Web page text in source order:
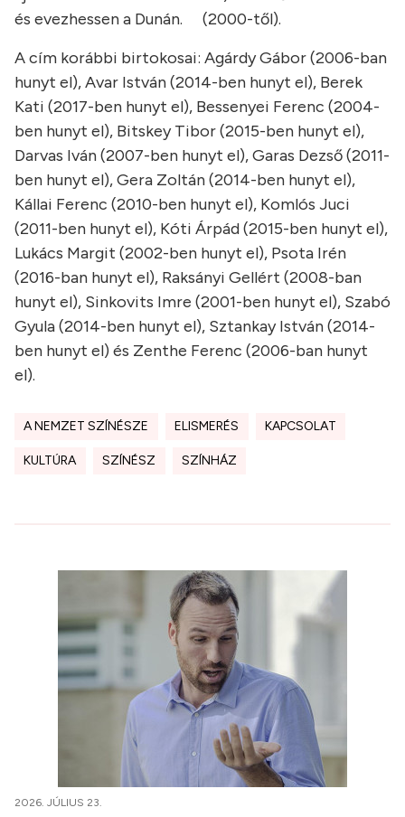
és evezhessen a Dunán.
(2000-től).
A cím korábbi birtokosai: Agárdy Gábor (2006-ban
hunyt el), Avar István (2014-ben hunyt el), Berek
Kati (2017-ben hunyt el), Bessenyei Ferenc (2004-
ben hunyt el), Bitskey Tibor (2015-ben hunyt el),
Darvas Iván (2007-ben hunyt el), Garas Dezső (2011-
ben hunyt el), Gera Zoltán (2014-ben hunyt el),
Kállai Ferenc (2010-ben hunyt el), Komlós Juci
(2011-ben hunyt el), Kóti Árpád (2015-ben hunyt el),
Lukács Margit (2002-ben hunyt el), Psota Irén
(2016-ban hunyt el), Raksányi Gellért (2008-ban
hunyt el), Sinkovits Imre (2001-ben hunyt el), Szabó
Gyula (2014-ben hunyt el), Sztankay István (2014-
ben hunyt el) és Zenthe Ferenc (2006-ban hunyt
el).
A NEMZET SZÍNÉSZE ELISMERÉS KAPCSOLAT
KULTÚRA SZÍNÉSZ SZÍNHÁZ
2026. JÚLIUS 23.